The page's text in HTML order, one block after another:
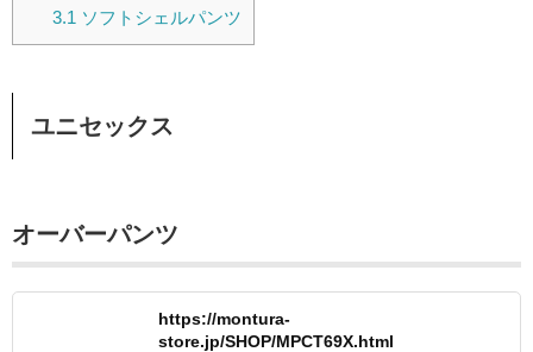
3.1 ソフトシェルパンツ
ユニセックス
オーバーパンツ
https://montura-
store.jp/SHOP/MPCT69X.html